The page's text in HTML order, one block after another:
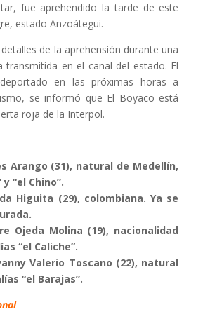
fue aprehendido la tarde de este
estado Anzoátegui.
de la aprehensión durante una
transmitida en el canal del estado. El
en las próximas horas a
se informó que El Boyaco está
roja de la Interpol.
Arango (31), natural de Medellín,
“el Chino”.
Higuita (29), colombiana. Ya se
Ojeda Molina (19), nacionalidad
“el Caliche”.
Valerio Toscano (22), natural
“el Barajas”.